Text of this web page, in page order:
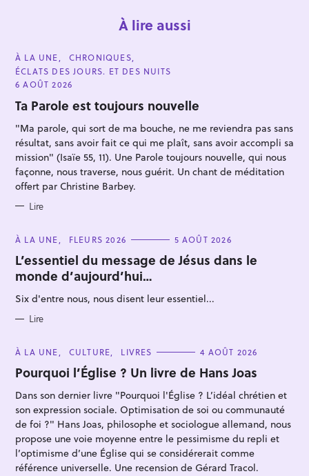
À lire aussi
C
A
T
E
O
R
E
À LA UNE
CHRONIQUES
ÉCLATS DES JOURS. ET DES NUITS
6 AOÛT 2026
Ta Parole est toujours nouvelle
"Ma parole, qui sort de ma bouche, ne me reviendra pas sans
résultat, sans avoir fait ce qui me plaît, sans avoir accompli sa
mission" (Isaïe 55, 11). Une Parole toujours nouvelle, qui nous
façonne, nous traverse, nous guérit. Un chant de méditation
offert par Christine Barbey.
Lire
C
T
E
G
O
R
I
S
À LA UNE FLEURS 2026 5 AOÛT 2026
L’essentiel du message de Jésus dans le
monde d’aujourd’hui…
Six d'entre nous, nous disent leur essentiel...
Lire
C
T
E
O
I
E
S
À LA UNE CULTURE LIVRES 4 AOÛT 2026
Pourquoi l’Église ? Un livre de Hans Joas
Dans son dernier livre "Pourquoi l'Église ? L’idéal chrétien et
son expression sociale. Optimisation de soi ou communauté
de foi ?" Hans Joas, philosophe et sociologue allemand, nous
propose une voie moyenne entre le pessimisme du repli et
l’optimisme d’une Église qui se considérerait comme
référence universelle. Une recension de Gérard Tracol.